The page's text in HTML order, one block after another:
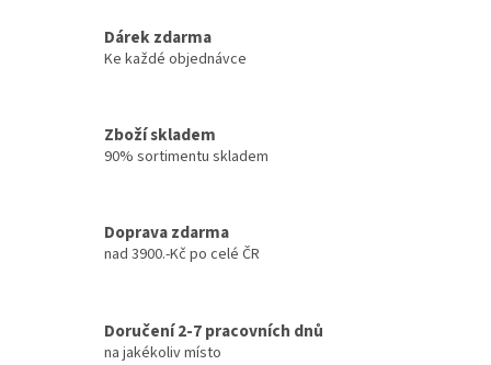
Dárek zdarma
Ke každé objednávce
Zboží skladem
90% sortimentu skladem
Doprava zdarma
nad 3900.-Kč po celé ČR
Doručení 2-7 pracovních dnů
na jakékoliv místo